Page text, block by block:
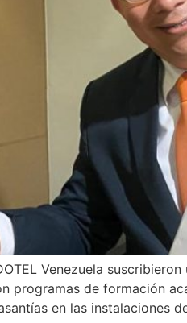
Venezuela
de formación
en las instalaciones